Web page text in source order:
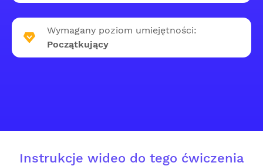
Wymagany poziom umiejętności:
Początkujący
Instrukcje wideo do tego ćwiczenia